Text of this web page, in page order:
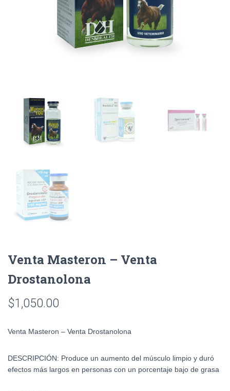
Venta Masteron – Venta
Drostanolona
$1,050.00
Venta Masteron – Venta Drostanolona
DESCRIPCIÓN: Produce un aumento del músculo limpio y duró
efectos más largos en personas con un porcentaje bajo de grasa